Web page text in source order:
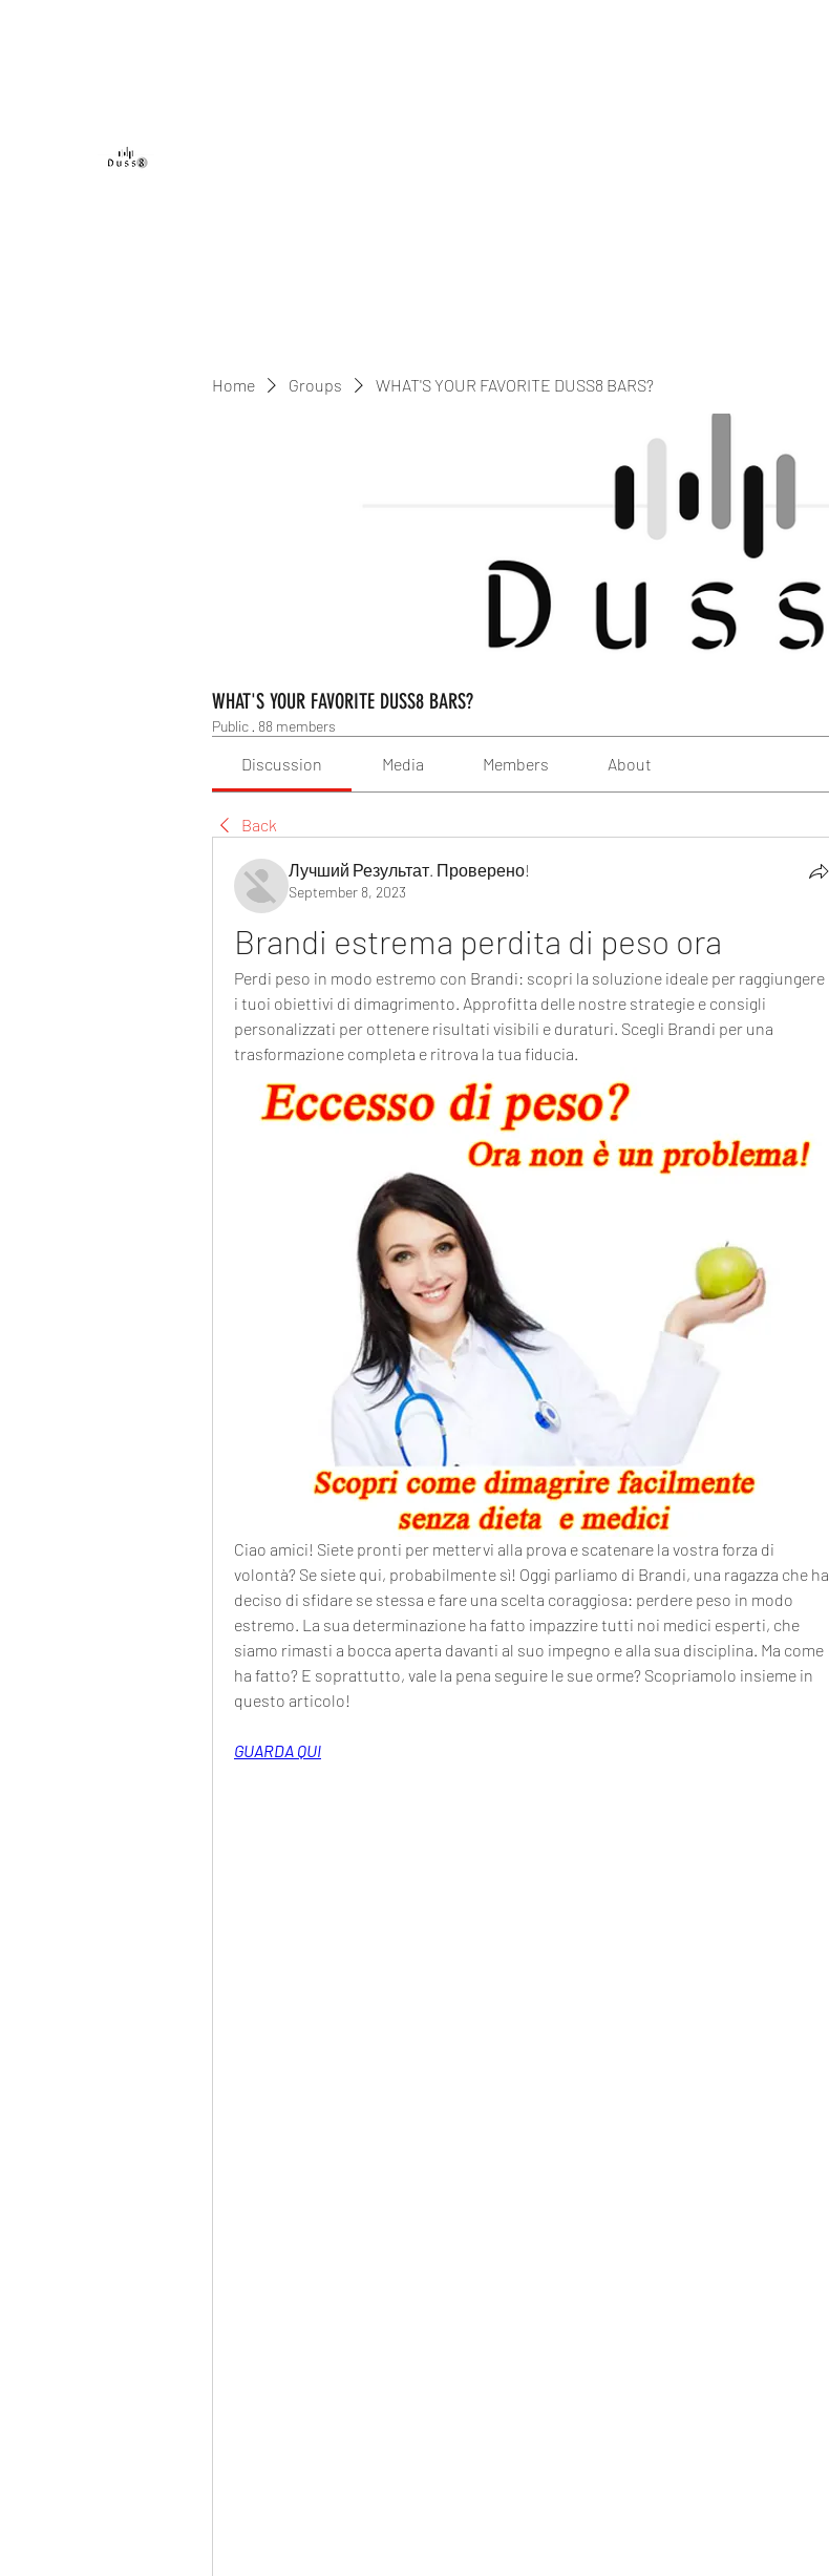
Home Groups WHAT'S YOUR FAVORITE DUSS8 BARS?
WHAT'S YOUR FAVORITE DUSS8 BARS?
Public · 88 members
Discussion Media Members About
Back
Лучший Результат. Проверено!
September 8, 2023
Brandi estrema perdita di peso ora
Perdi peso in modo estremo con Brandi: scopri la soluzione ideale per raggiungere
i tuoi obiettivi di dimagrimento. Approfitta delle nostre strategie e consigli
personalizzati per ottenere risultati visibili e duraturi. Scegli Brandi per una
trasformazione completa e ritrova la tua fiducia.
Ciao amici! Siete pronti per mettervi alla prova e scatenare la vostra forza di
volontà? Se siete qui, probabilmente sì! Oggi parliamo di Brandi, una ragazza che ha
deciso di sfidare se stessa e fare una scelta coraggiosa: perdere peso in modo
estremo. La sua determinazione ha fatto impazzire tutti noi medici esperti, che
siamo rimasti a bocca aperta davanti al suo impegno e alla sua disciplina. Ma come
ha fatto? E soprattutto, vale la pena seguire le sue orme? Scopriamolo insieme in
questo articolo!
GUARDA QUI